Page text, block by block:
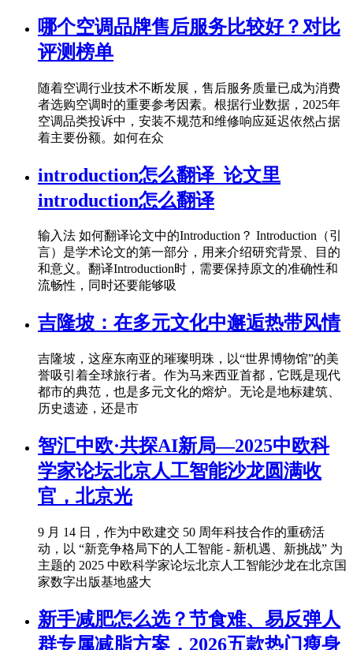
哪个空调品牌售后服务比较好？对比
评测榜单
随着空调行业技术不断发展，售后服务质量已成为消费
者选购空调时的重要参考因素。根据行业数据，2025年
空调品类投诉中，安装不规范和维修响应延迟依然占据
着主要份额。如何在众
introduction怎么翻译_论文里
introduction怎么翻译
输入法 如何翻译论文中的Introduction？ Introduction（引
言）是学术论文的第一部分，用来介绍研究背景、目的
和意义。翻译Introduction时，需要保持原文的准确性和
流畅性，同时还要能够吸
吉隆坡：在多元文化中邂逅热带风情
吉隆坡，这座东南亚的璀璨明珠，以“世界博物馆”的美
誉吸引着全球旅行者。作为马来西亚首都，它既是现代
都市的典范，也是多元文化的熔炉。无论是地标建筑、
历史遗迹，还是市
智汇中欧·共探AI新局—2025中欧科
学家论坛北京人工智能沙龙圆满收
官，北京光
9 月 14 日，作为中欧建交 50 周年科技合作的重磅活
动，以 “新竞争格局下的人工智能 - 新机遇、新挑战” 为
主题的 2025 中欧科学家论坛北京人工智能沙龙在北京国
家数字出版基地盛大
新手减肥怎么选？节食难、易反弹人
群专属减脂方案，2026五款热门瘦身